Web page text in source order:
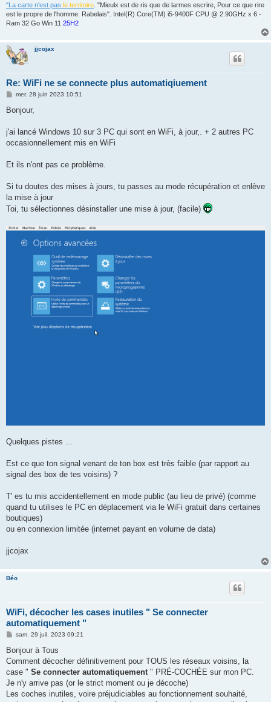
"La carte n'est pas le territoire . "Mieulx est de ris que de larmes escrire, Pour ce que rire
est le propre de l'homme. Rabelais". Intel(R) Core(TM) i5-9400F CPU @ 2.90GHz x 6 -
Ram 32 Go Win 11 25H2
jjcojax
Re: WiFi ne se connecte plus automatiqiuement
M
s
g
mer. 28 juin 2023 10:51
Bonjour,
j'ai lancé Windows 10 sur 3 PC qui sont en WiFi, à jour,. + 2 autres PC
occasionnellement mis en WiFi
Et ils n'ont pas ce problème.
Si tu doutes des mises à jours, tu passes au mode récupération et enlève
la mise à jour
Toi, tu sélectionnes désinstaller une mise à jour, (facile)
Quelques pistes ...
Est ce que ton signal venant de ton box est très faible (par rapport au
signal des box de tes voisins) ?
T' es tu mis accidentellement en mode public (au lieu de privé) (comme
quand tu utilises le PC en déplacement via le WiFi gratuit dans certaines
boutiques)
ou en connexion limitée (internet payant en volume de data)
jjcojax
Béo
WiFi, décocher les cases inutiles " Se connecter
automatiquement "
M
s
a
g
sam. 29 juil. 2023 09:21
Bonjour à Tous
Comment décocher définitivement pour TOUS les réseaux voisins, la
case " Se connecter automatiquement" PRÉ-COCHÉE sur mon PC.
Je n'y arrive pas (or le strict moment ou je décoche)
Les coches inutiles, voire préjudiciables au fonctionnement souhaité,